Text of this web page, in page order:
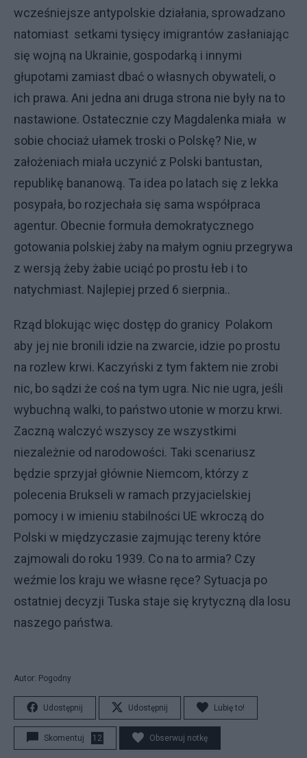
wcześniejsze antypolskie działania, sprowadzano
natomiast setkami tysięcy imigrantów zasłaniając
się wojną na Ukrainie, gospodarką i innymi
głupotami zamiast dbać o własnych obywateli, o
ich prawa. Ani jedna ani druga strona nie były na to
nastawione. Ostatecznie czy Magdalenka miała w
sobie chociaż ułamek troski o Polskę? Nie, w
założeniach miała uczynić z Polski bantustan,
republikę bananową. Ta idea po latach się z lekka
posypała, bo rozjechała się sama współpraca
agentur. Obecnie formuła demokratycznego
gotowania polskiej żaby na małym ogniu przegrywa
z wersją żeby żabie uciąć po prostu łeb i to
natychmiast. Najlepiej przed 6 sierpnia..
Rząd blokując więc dostęp do granicy Polakom
aby jej nie bronili idzie na zwarcie, idzie po prostu
na rozlew krwi. Kaczyński z tym faktem nie zrobi
nic, bo sądzi że coś na tym ugra. Nic nie ugra, jeśli
wybuchną walki, to państwo utonie w morzu krwi.
Zaczną walczyć wszyscy ze wszystkimi
niezależnie od narodowości. Taki scenariusz
będzie sprzyjał głównie Niemcom, którzy z
polecenia Brukseli w ramach przyjacielskiej
pomocy i w imieniu stabilności UE wkroczą do
Polski w międzyczasie zajmując tereny które
zajmowali do roku 1939. Co na to armia? Czy
weźmie los kraju we własne ręce? Sytuacja po
ostatniej decyzji Tuska staje się krytyczną dla losu
naszego państwa.
Autor: Pogodny
Udostępnij Udostępnij Lubię to!
Skomentuj 12 Obserwuj notkę